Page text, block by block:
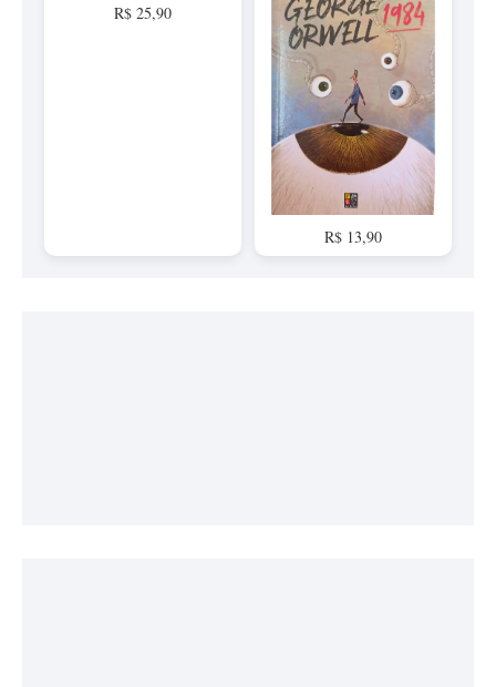
R$ 25,90
R$ 13,90